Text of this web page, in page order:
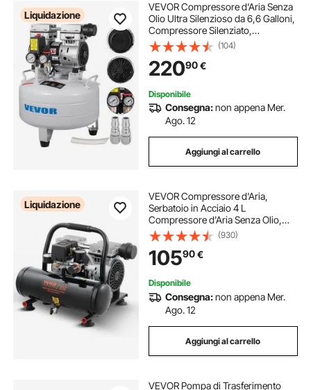
Liquidazione
VEVOR Compressore d'Aria Senza
Olio Ultra Silenzioso da 6,6 Galloni,
Compressore Silenziato,
Compressore d'Aria 850 W,
Rumorosità meno 48 dB,
Compressore d'aria Portatile Senza
Olio Verticale
(104)
22090€
Disponibile
Consegna:non appena Mer.
Ago. 12
Aggiungi al carrello
Liquidazione
VEVOR Compressore d'Aria,
Serbatoio in Acciaio 4 L
Compressore d'Aria Senza Olio,
Compressore Portatile Ultra
Silenzioso da 68 dB per Riparazioni
Auto, Gonfiaggio Pneumatici,
Verniciatura a Spruzzo
(930)
10590€
Disponibile
Consegna:non appena Mer.
Ago. 12
Aggiungi al carrello
VEVOR Pompa di Trasferimento